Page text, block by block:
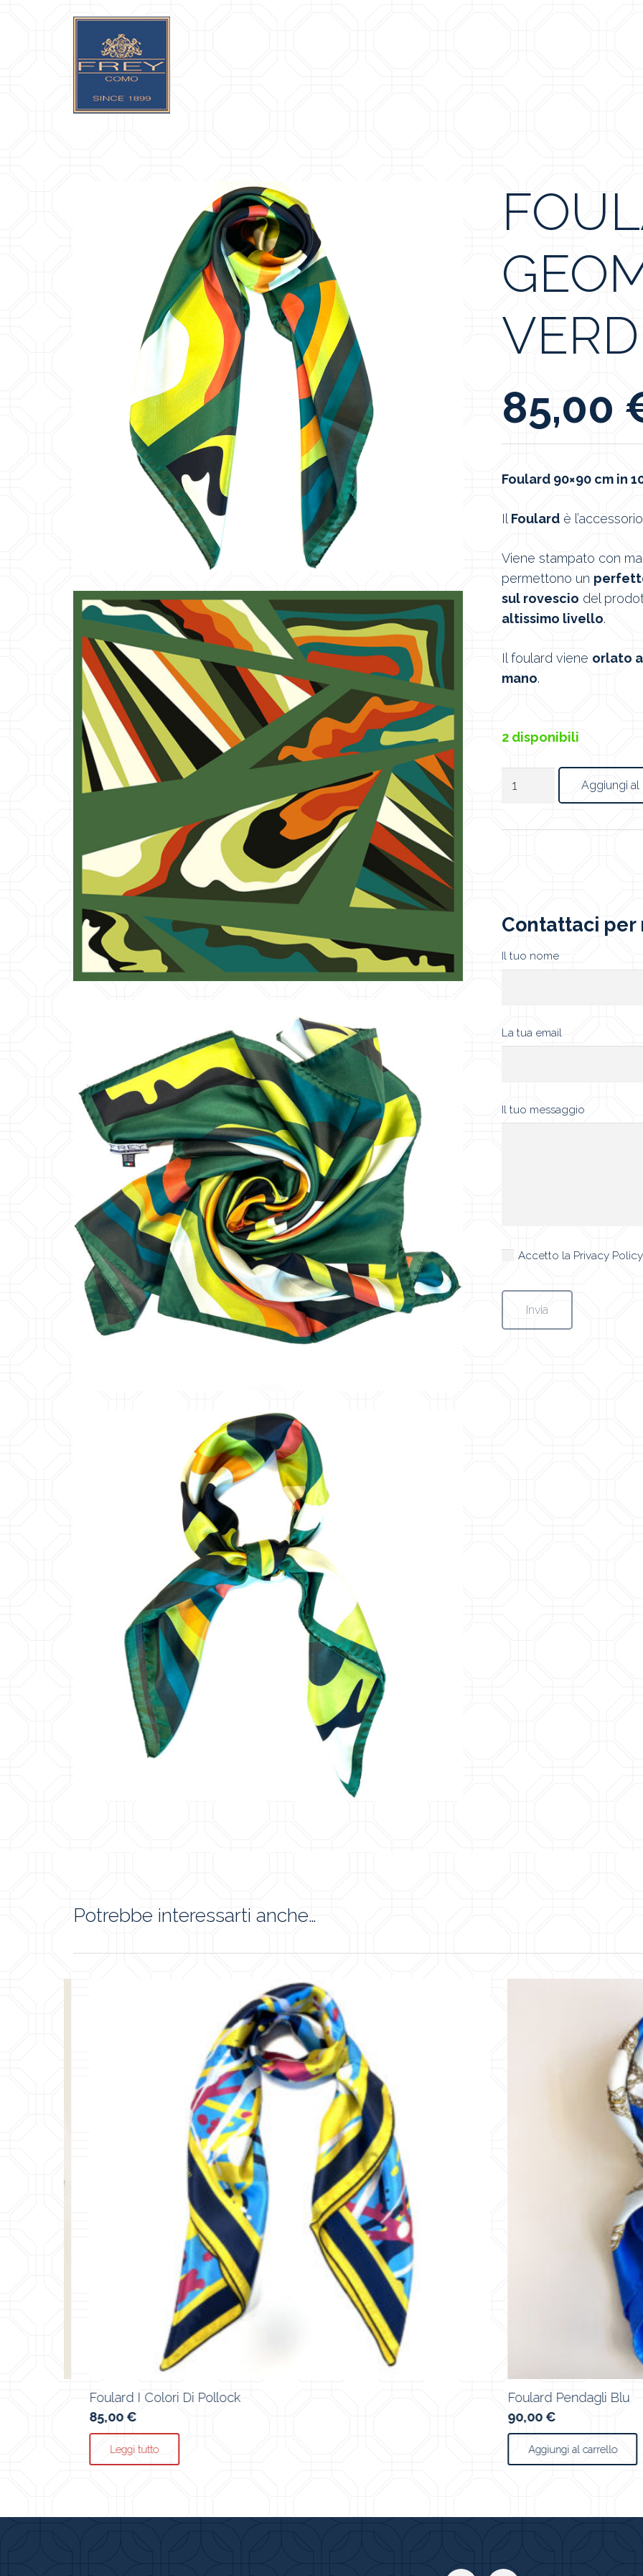
85,00
Foulard 90×90 cm in
Il Foulard è
Viene stampato con
permettono un
sul rovescio del
altissimo livello.
Il foulard viene orlato
mano.
2 disponibili
Aggiungi al
Contattaci
Il tuo nome
La tua email
Il tuo messaggio
Accetto la Privacy Policy
Potrebbe interessarti anche…